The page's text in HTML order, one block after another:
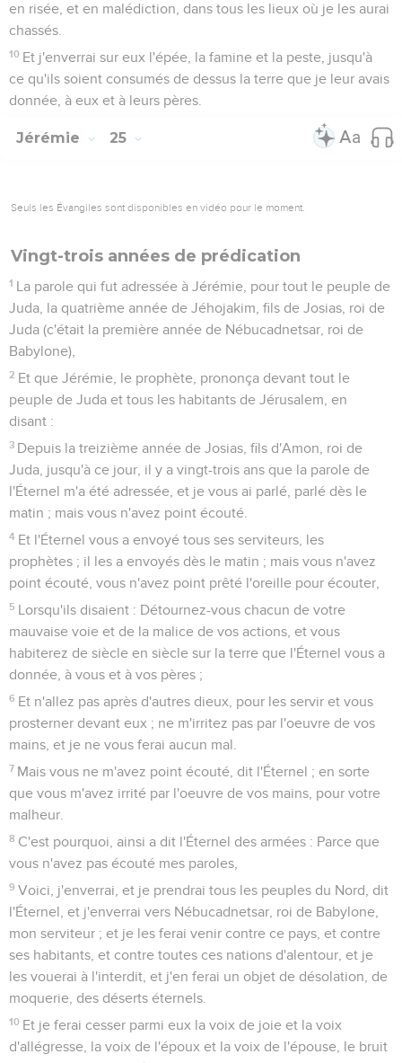
en risée, et en malédiction, dans tous les lieux où je les aurai
chassés.
10 Et j'enverrai sur eux l'épée, la famine et la peste, jusqu'à
ce qu'ils soient consumés de dessus la terre que je leur avais
donnée, à eux et à leurs pères.
Jérémie 25
Seuls les Évangiles sont disponibles en vidéo pour le moment.
Vingt-trois années de prédication
1 La parole qui fut adressée à Jérémie, pour tout le peuple de
Juda, la quatrième année de Jéhojakim, fils de Josias, roi de
Juda (c'était la première année de Nébucadnetsar, roi de
Babylone),
2 Et que Jérémie, le prophète, prononça devant tout le
peuple de Juda et tous les habitants de Jérusalem, en
disant :
3 Depuis la treizième année de Josias, fils d'Amon, roi de
Juda, jusqu'à ce jour, il y a vingt-trois ans que la parole de
l'Éternel m'a été adressée, et je vous ai parlé, parlé dès le
matin ; mais vous n'avez point écouté.
4 Et l'Éternel vous a envoyé tous ses serviteurs, les
prophètes ; il les a envoyés dès le matin ; mais vous n'avez
point écouté, vous n'avez point prêté l'oreille pour écouter,
5 Lorsqu'ils disaient : Détournez-vous chacun de votre
mauvaise voie et de la malice de vos actions, et vous
habiterez de siècle en siècle sur la terre que l'Éternel vous a
donnée, à vous et à vos pères ;
6 Et n'allez pas après d'autres dieux, pour les servir et vous
prosterner devant eux ; ne m'irritez pas par l'oeuvre de vos
mains, et je ne vous ferai aucun mal.
7 Mais vous ne m'avez point écouté, dit l'Éternel ; en sorte
que vous m'avez irrité par l'oeuvre de vos mains, pour votre
malheur.
8 C'est pourquoi, ainsi a dit l'Éternel des armées : Parce que
vous n'avez pas écouté mes paroles,
9 Voici, j'enverrai, et je prendrai tous les peuples du Nord, dit
l'Éternel, et j'enverrai vers Nébucadnetsar, roi de Babylone,
mon serviteur ; et je les ferai venir contre ce pays, et contre
ses habitants, et contre toutes ces nations d'alentour, et je
les vouerai à l'interdit, et j'en ferai un objet de désolation, de
moquerie, des déserts éternels.
10 Et je ferai cesser parmi eux la voix de joie et la voix
d'allégresse, la voix de l'époux et la voix de l'épouse, le bruit